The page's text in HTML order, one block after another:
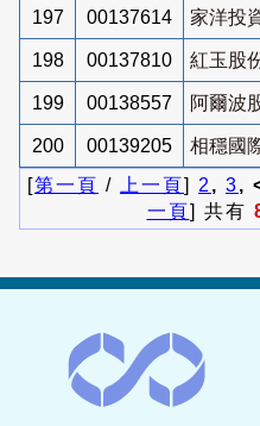
197 00137614 家洋投
198 00137810 紅玉股
199 00138557 阿爾波
200 00139205
相穩國
[第一頁 / 上一頁] 2 , 3,
一頁] 共有